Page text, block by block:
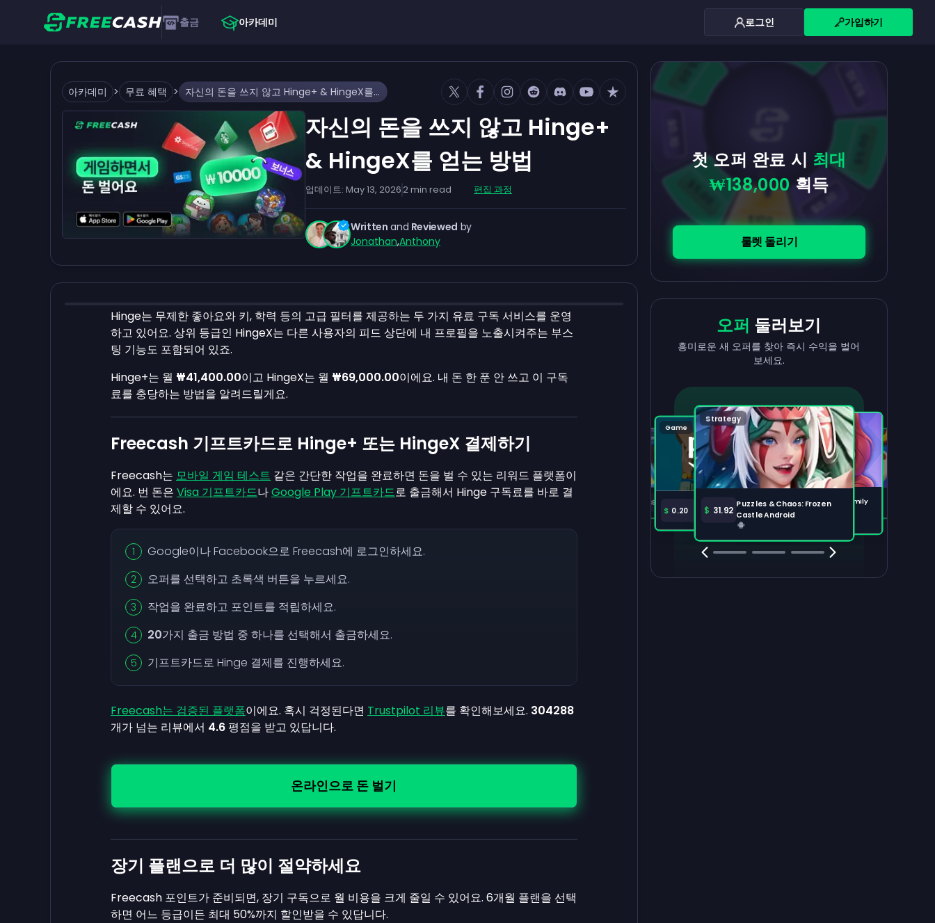
출금 아카데미 로그인 가입하기
아카데미 > 무료 혜택 > 자신의 돈을 쓰지 않고 Hinge+ & HingeX를 얻는 방법
자신의 돈을 쓰지 않고 Hinge+
& HingeX를 얻는 방법
업데이트: May 13, 20262min read 편집 과정
Written and Reviewed by
Jonathan,Anthony
Hinge는 무제한 좋아요와 키, 학력 등의 고급 필터를 제공하는 두 가지 유료 구독 서비스를 운영
하고 있어요. 상위 등급인 HingeX는 다른 사용자의 피드 상단에 내 프로필을 노출시켜주는 부스
팅 기능도 포함되어 있죠.
Hinge+는 월 ₩41,400.00이고 HingeX는 월 ₩69,000.00이에요. 내 돈 한 푼 안 쓰고 이 구독
료를 충당하는 방법을 알려드릴게요.
Freecash 기프트카드로 Hinge+ 또는 HingeX 결제하기
Freecash는 모바일 게임 테스트 같은 간단한 작업을 완료하면 돈을 벌 수 있는 리워드 플랫폼이
에요. 번 돈은 Visa 기프트카드나Google Play 기프트카드로 출금해서 Hinge 구독료를 바로 결
제할 수 있어요.
Google이나 Facebook으로 Freecash에 로그인하세요.
오퍼를 선택하고 초록색 버튼을 누르세요.
작업을 완료하고 포인트를 적립하세요.
20가지 출금 방법 중 하나를 선택해서 출금하세요.
기프트카드로 Hinge 결제를 진행하세요.
Freecash는 검증된 플랫폼이에요. 혹시 걱정된다면 Trustpilot 리뷰를 확인해보세요. 304288
개가 넘는 리뷰에서 4.6평점을 받고 있답니다.
온라인으로 돈 벌기
장기 플랜으로 더 많이 절약하세요
Freecash 포인트가 준비되면, 장기 구독으로 월 비용을 크게 줄일 수 있어요. 6개월 플랜을 선택
하면 어느 등급이든 최대 50%까지 할인받을 수 있답니다.
첫 오퍼 완료 시 최대
₩138,000획득
룰렛 돌리기
$100
$5.00
$5.00
$0.10 $5.00
$0.10
오퍼 둘러보기
흥미로운 새 오퍼를 찾아 즉시 수익을 벌어
보세요.
Tabletop
$ 36.02 Bingo Dice iOS
Puzzle
$ 30.00Merge Help: Warm Family
Android
Strategy
$ 31.92 Puzzles & Chaos: Frozen
Castle Android
Game
$ 0.20 Amazon Prime
Game
36.97
리워드받기
태스크를 완료하고 잔액이 늘어나는 걸
지켜보세요.
100,000
주요 오퍼 전체 보기
Clash Royale
현금으로출금
수익을 빠르고 간편하게 현금화하세요.